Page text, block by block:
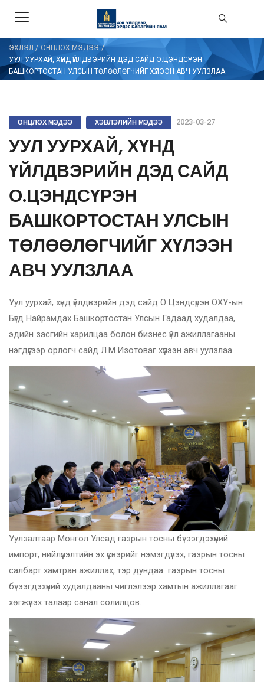
ЭХЛЭЛ / ОНЦЛОХ МЭДЭЭ/
УУЛ УУРХАЙ, ХҮНД ҮЙЛДВЭРИЙН ДЭД САЙД О.ЦЭНДСҮРЭН
БАШКОРТОСТАН УЛСЫН ТӨЛӨӨЛӨГЧИЙГ ХҮЛЭЭН АВЧ УУЛЗЛАА
ОНЦЛОХ МЭДЭЭ ХЭВЛЭЛИЙН МЭДЭЭ 2023-03-27
УУЛ УУРХАЙ, ХҮНД
ҮЙЛДВЭРИЙН ДЭД САЙД
О.ЦЭНДСҮРЭН
БАШКОРТОСТАН УЛСЫН
ТӨЛӨӨЛӨГЧИЙГ ХҮЛЭЭН
АВЧ УУЛЗЛАА
Уул уурхай, хүнд үйлдвэрийн дэд сайд О.Цэндсүрэн ОХУ-ын
Бүгд Найрамдах Башкортостан Улсын Гадаад худалдаа,
эдийн засгийн харилцаа болон бизнес үйл ажиллагааны
нэгдүгээр орлогч сайд Л.М.Изотоваг хүлээн авч уулзлаа.
Уулзалтаар Монгол Улсад газрын тосны бүтээгдэхүүний
импорт, нийлүүлэлтийн эх үүсвэрийг нэмэгдүүлэх, газрын тосны
салбарт хамтран ажиллах, тэр дундаа газрын тосны
бүтээгдэхүүний худалдааны чиглэлээр хамтын ажиллагааг
хөгжүүлэх талаар санал солилцов.